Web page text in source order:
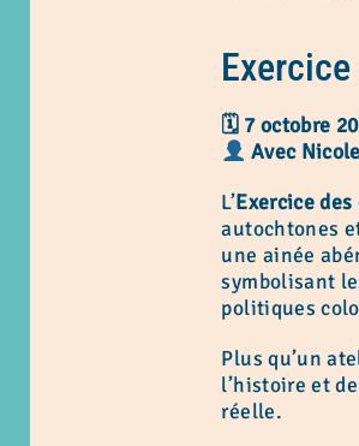
🗓 7 octobre
Avec
L’Exercice
autochtones
une ainée
symbolisant
politiques
Plus qu’un
l’histoire et
réelle.